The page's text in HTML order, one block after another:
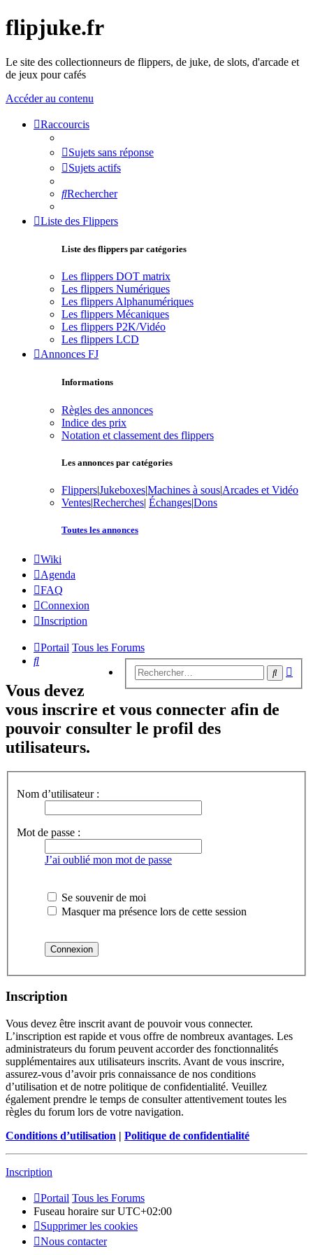
flipjuke.fr
Le site des collectionneurs de flippers, de juke, de slots, d'arcade et
de jeux pour cafés
Accéder au contenu
Raccourcis
Sujets sans réponse
Sujets actifs
Rechercher
Liste des Flippers
Liste des flippers par catégories
Les flippers DOT matrix
Les flippers Numériques
Les flippers Alphanumériques
Les flippers Mécaniques
Les flippers P2K/Vidéo
Les flippers LCD
Annonces FJ
Informations
Règles des annonces
Indice des prix
Notation et classement des flippers
Les annonces par catégories
Flippers|Jukeboxes|Machines à sous|Arcades et Vidéo
Ventes|Recherches| Échanges|Dons
Toutes les annonces
Wiki
Agenda
FAQ
Connexion
Inscription
Portail Tous les Forums
Rechercher
Vous devez
vous inscrire et vous connecter afin de
pouvoir consulter le profil des
utilisateurs.
Nom d’utilisateur :
Mot de passe :
J’ai oublié mon mot de passe
Se souvenir de moi
Masquer ma présence lors de cette session
Inscription
Vous devez être inscrit avant de pouvoir vous connecter.
L’inscription est rapide et vous offre de nombreux avantages. Les
administrateurs du forum peuvent accorder des fonctionnalités
supplémentaires aux utilisateurs inscrits. Avant de vous inscrire,
assurez-vous d’avoir pris connaissance de nos conditions
d’utilisation et de notre politique de confidentialité. Veuillez
également prendre le temps de consulter attentivement toutes les
règles du forum lors de votre navigation.
Conditions d’utilisation | Politique de confidentialité
Inscription
Portail Tous les Forums
Fuseau horaire surUTC+02:00
Supprimer les cookies
Nous contacter